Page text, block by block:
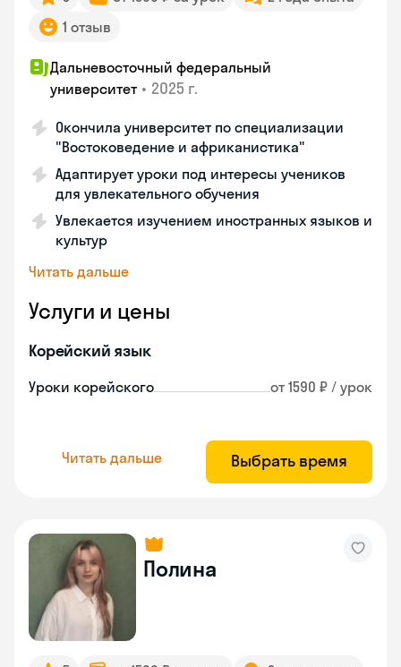
1 отзыв
Дальневосточный федеральный
университет • 2025 г.
Окончила университет по специализации
"Востоковедение и африканистика"
Адаптирует уроки под интересы учеников
для увлекательного обучения
Увлекается изучением иностранных языков и
культур
Читать дальше
Услуги и цены
Корейский язык
Уроки корейского от 1590 ₽ / урок
Читать дальше Выбрать время
Полина